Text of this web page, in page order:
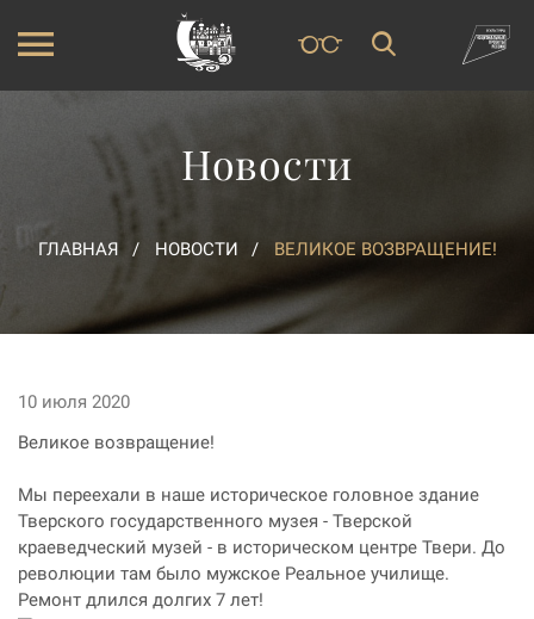
Новости
ГЛАВНАЯ НОВОСТИ ВЕЛИКОЕ ВОЗВРАЩЕНИЕ!
10 июля 2020
Великое возвращение!
Мы переехали в наше историческое головное здание
Тверского государственного музея - Тверской
краеведческий музей - в историческом центре Твери. До
революции там было мужское Реальное училище.
Ремонт длился долгих 7 лет!